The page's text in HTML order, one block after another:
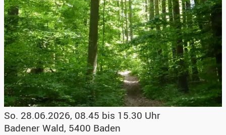
So. 28.06.2026, 08.45 bis 15.30 Uhr
Badener Wald, 5400 Baden